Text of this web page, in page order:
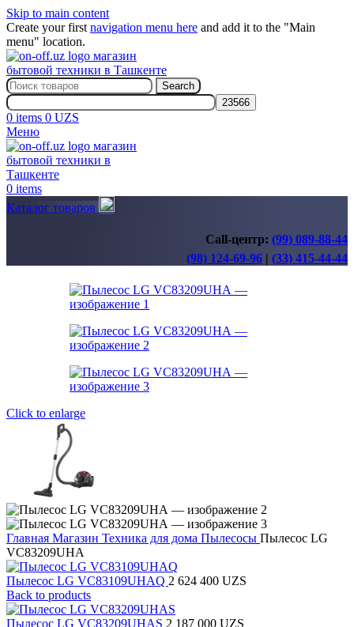
Skip to main content
Create your first navigation menu here and add it to the "Main
menu" location.
Search
0 items 0 UZS
Меню
0 items
Каталог товаров
Call-центр: (99) 089-88-44
(98) 124-69-96 | (33) 415-44-44
Click to enlarge
Главная Магазин Техника для дома Пылесосы Пылесос LG
VC83209UHA
Пылесос LG VC83109UHAQ 2 624 400 UZS
Back to products
Пылесос LG VC83209UHAS 2 187 000 UZS